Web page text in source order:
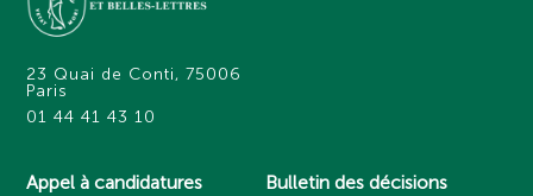
23 Quai de Conti, 75006
Paris
01 44 41 43 10
Appel à candidatures Bulletin des décisions